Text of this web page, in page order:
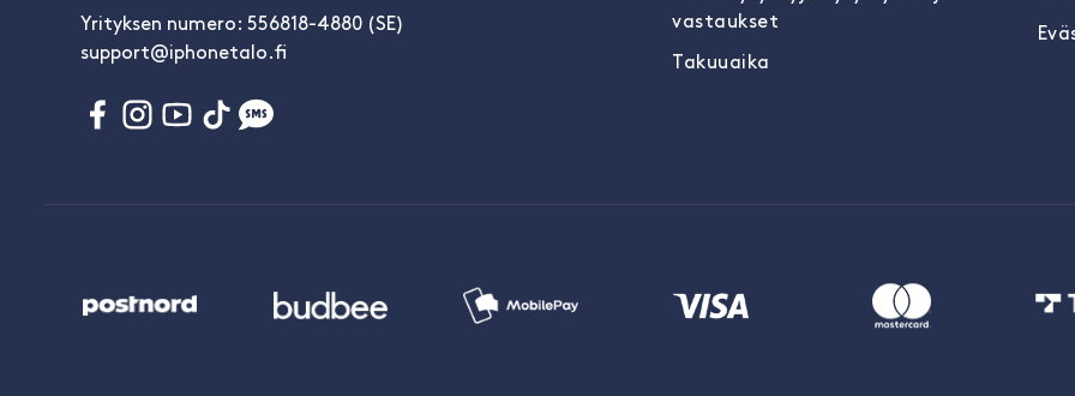
Yrityksen numero: 556818-4880 (SE)
support@iphonetalo.fi
vastaukset
Takuuaika